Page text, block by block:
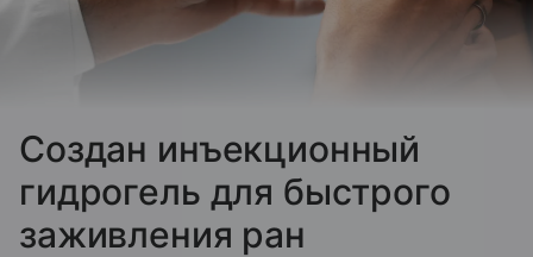
Создан инъекционный
гидрогель для быстрого
заживления ран